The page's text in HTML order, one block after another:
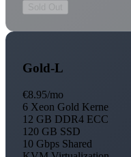
Gold-L
€8.95/mo
6 Xeon Gold Kerne
12 GB DDR4 ECC
120 GB SSD
10 Gbps Shared